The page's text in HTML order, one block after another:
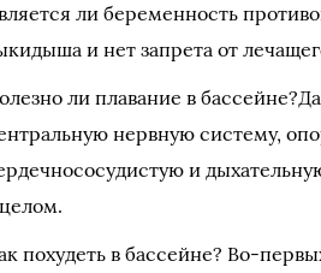
ли беременность
и нет запрета от
ли плавание в
нервную систему,
и
похудеть в бассейне? Во-